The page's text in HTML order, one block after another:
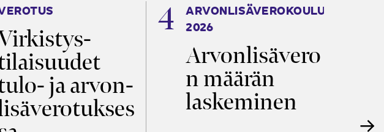
ja arvon­
ARVONLISÄVEROKOULU
2026
Arvonlisävero
n määrän
laskeminen